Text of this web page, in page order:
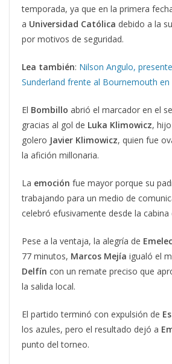
temporada, ya que en la primera
a Universidad Católica debido a la
por motivos de seguridad.
Lea también: Nilson Angulo,
Sunderland frente al Bournemouth en
El Bombillo abrió el marcador en el
gracias al gol de Luka Klimowicz,
golero Javier Klimowicz, quien fue
la afición millonaria.
La emoción fue mayor porque su
trabajando para un medio de
celebró efusivamente desde la cabina
Pese a la ventaja, la alegría de Emelec
77 minutos, Marcos Mejía igualó el
Delfín con un remate preciso que
la salida local.
El partido terminó con expulsión de
los azules, pero el resultado dejó a
punto del torneo.